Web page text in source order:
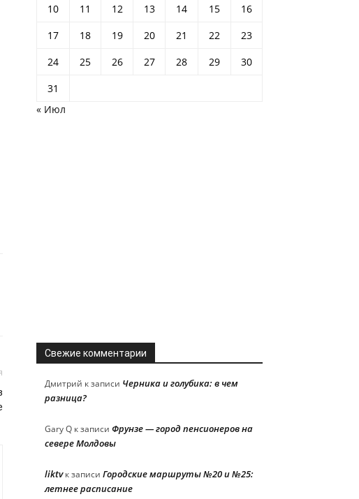
10
11 12 13 14 15
16
17
18 19 20 21 22
23
24
25 26 27 28 29
30
31
« Июл
Свежие комментарии
Дмитрий к записи Черника и голубика: в чем
разница?
Gary Q к записи Фрунзе — город пенсионеров на
севере Молдовы
liktvк записи Городские маршруты №20 и №25:
летнее расписание